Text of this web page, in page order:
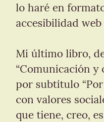
lo haré en
accesibilidad
Mi último libro,
“Comunicación y
por subtítulo
con valores
que tiene, creo,